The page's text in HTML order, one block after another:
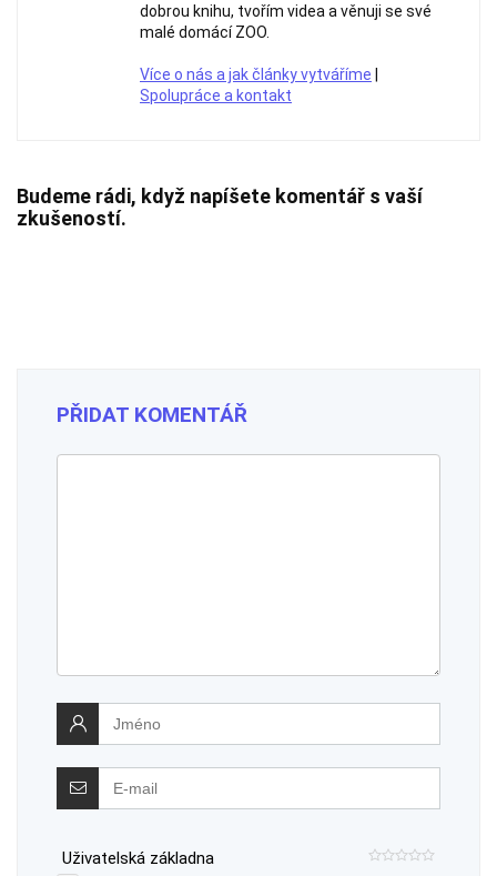
dobrou knihu, tvořím videa a věnuji se své
malé domácí ZOO.
Více o nás a jak články vytváříme
Spolupráce a kontakt
Budeme rádi, když napíšete komentář s vaší
zkušeností.
PŘIDAT KOMENTÁŘ
Uživatelská základna